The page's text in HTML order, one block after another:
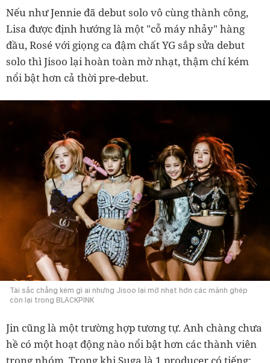
Nếu như Jennie đã debut solo vô cùng thành công,
Lisa được định hướng là một "cỗ máy nhảy" hàng
đầu, Rosé với giọng ca đậm chất YG sắp sửa debut
solo thì Jisoo lại hoàn toàn mờ nhạt, thậm chí kém
nổi bật hơn cả thời pre-debut.
Tài sắc chẳng kém gì ai nhưng Jisoo lại mờ nhạt hơn các mảnh ghép
còn lại trong BLACKPINK
Jin cũng là một trường hợp tương tự. Anh chàng chưa
hề có một hoạt động nào nổi bật hơn các thành viên
trong nhóm. Trong khi Suga là 1 producer có tiếng;